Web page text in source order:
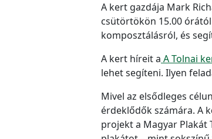
A kert gazdája Mark
csütörtökön 15.00
komposztálásról, és
A kert híreit a A Tolnai
lehet segíteni. Ilyen
Mivel az elsődleges
érdeklődők számára. A
projekt a Magyar Plakát